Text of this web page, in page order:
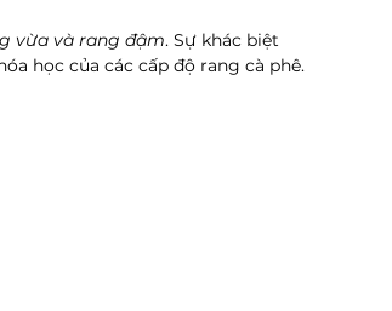
vừa và rang đậm. Sự khác biệt
học của các cấp độ rang cà phê.